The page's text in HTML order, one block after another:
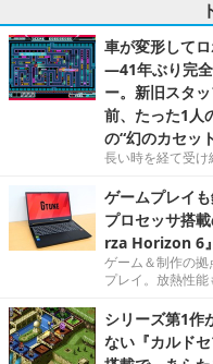
車が変形して
―41年ぶり完全
ー。新旧スタ
前、たった1人
の“幻のカセッ
長い時を経て受け
ゲームプレイ
プロセッサ搭
rza Horizon 6
ゲーム＆制作の
プレイ。放熱性能
シリーズ第1作
ない『カルド